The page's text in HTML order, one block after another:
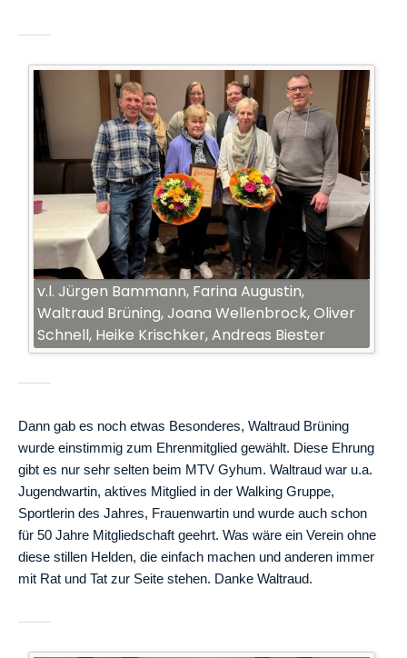
v.l. Jürgen Bammann, Farina Augustin,
Waltraud Brüning, Joana Wellenbrock, Oliver
Schnell, Heike Krischker, Andreas Biester
Dann gab es noch etwas Besonderes, Waltraud Brüning
wurde einstimmig zum Ehrenmitglied gewählt. Diese Ehrung
gibt es nur sehr selten beim MTV Gyhum. Waltraud war u.a.
Jugendwartin, aktives Mitglied in der Walking Gruppe,
Sportlerin des Jahres, Frauenwartin und wurde auch schon
für 50 Jahre Mitgliedschaft geehrt. Was wäre ein Verein ohne
diese stillen Helden, die einfach machen und anderen immer
mit Rat und Tat zur Seite stehen. Danke Waltraud.